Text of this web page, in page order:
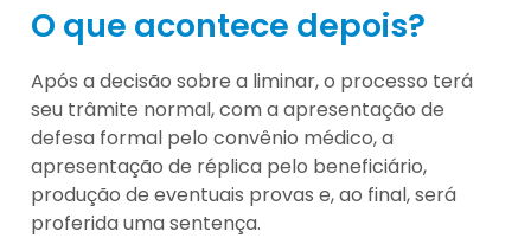
O que acontece depois?
Após a decisão sobre a liminar, o processo terá
seu trâmite normal, com a apresentação de
defesa formal pelo convênio médico, a
apresentação de réplica pelo beneficiário,
produção de eventuais provas e, ao final, será
proferida uma sentença.